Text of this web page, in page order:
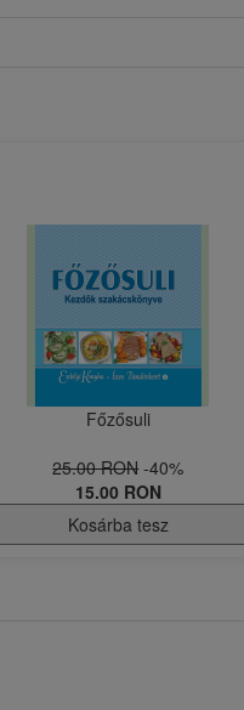
Főzősuli
25.00 RON-40%
15.00 RON
Kosárba tesz